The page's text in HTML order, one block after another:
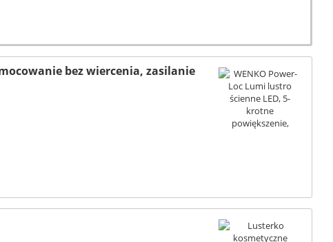
bez wiercenia, zasilanie